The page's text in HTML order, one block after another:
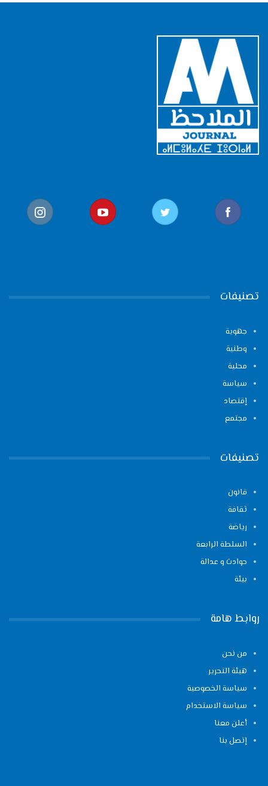
تصنيفات
جهوية
وطنية
محلية
سياسة
إقتصاد
مجتمع
تصنيفات
قانون
ثقافة
رياضة
السلطة الرابعة
حوادث و عدالة
بيئة
روابط هامة
من نحن
هيئة التحرير
سياسة الخصوصية
سياسة الاستخدام
أعلن معنا
إتصل بنا